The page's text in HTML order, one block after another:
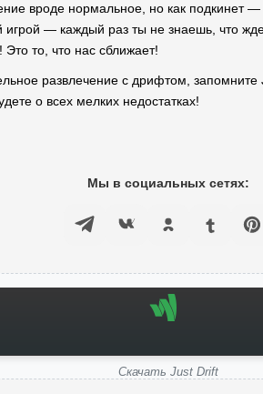
вроде нормальное, но как подкинет
— каждый раз ты не знаешь, что
то, что нас сближает!
развлечение с дрифтом,
о всех мелких недостатках!
Мы в социальных сетях:
Скачать Just Drift